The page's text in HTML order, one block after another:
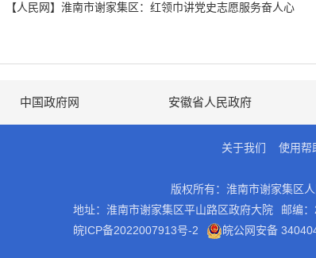
【人民网】淮南市谢家集区：红领巾讲党史志愿服务奋人心
中国政府网 安徽省人民政府
关于我们 使用帮
版权所有：淮南市谢家集区
地址：淮南市谢家集区平山路区政府大院
邮编
皖ICP备2022007913号-2
皖公网安备